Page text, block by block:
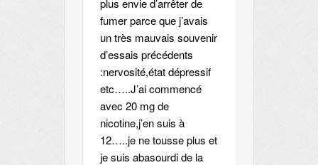
plus envie d’arrêter de
fumer parce que j’avais
un très mauvais souvenir
d’essais précédents
:nervosité,état dépressif
etc…..J’ai commencé
avec 20 mg de
nicotine,j’en suis à
12…..je ne tousse plus et
je suis abasourdi de la